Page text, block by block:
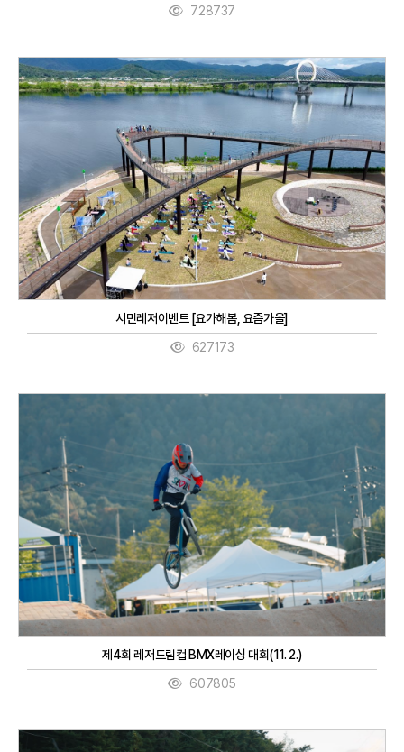
728737
시민레저이벤트 [요가해봄, 요즘가을]
627173
제4회 레저드림컵 BMX레이싱 대회(11. 2.)
607805